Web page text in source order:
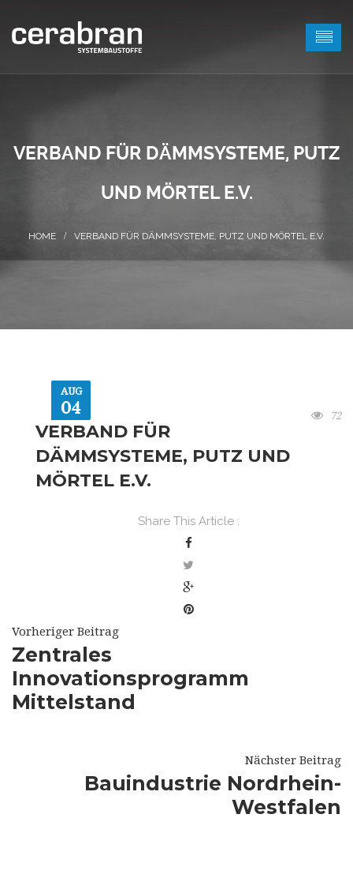
VERBAND FÜR DÄMMSYSTEME, PUTZ
UND MÖRTEL E.V.
VERBAND FÜR DÄMMSYSTEME, PUTZ UND MÖRTEL E.V.
AUG
04 72
VERBAND FÜR
DÄMMSYSTEME, PUTZ UND
MÖRTEL E.V.
Share This Article :
Vorheriger Beitrag
Zentrales
Innovationsprogramm
Mittelstand
Nächster Beitrag
Bauindustrie Nordrhein-
Westfalen